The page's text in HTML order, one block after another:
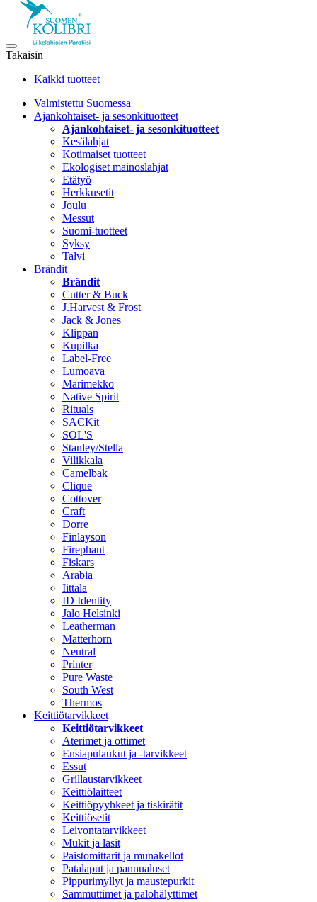
Takaisin
Kaikki tuotteet
Valmistettu Suomessa
Ajankohtaiset- ja sesonkituotteet
Ajankohtaiset- ja sesonkituotteet
Kesälahjat
Kotimaiset tuotteet
Ekologiset mainoslahjat
Etätyö
Herkkusetit
Joulu
Messut
Suomi-tuotteet
Syksy
Talvi
Brändit
Brändit
Cutter & Buck
J.Harvest & Frost
Jack & Jones
Klippan
Kupilka
Label-Free
Lumoava
Marimekko
Native Spirit
Rituals
SACKit
SOL'S
Stanley/Stella
Vilikkala
Camelbak
Clique
Cottover
Craft
Dorre
Finlayson
Firephant
Fiskars
Arabia
Iittala
ID Identity
Jalo Helsinki
Leatherman
Matterhorn
Neutral
Printer
Pure Waste
South West
Thermos
Keittiötarvikkeet
Keittiötarvikkeet
Aterimet ja ottimet
Ensiapulaukut ja -tarvikkeet
Essut
Grillaustarvikkeet
Keittiölaitteet
Keittiöpyyhkeet ja tiskirätit
Keittiösetit
Leivontatarvikkeet
Mukit ja lasit
Paistomittarit ja munakellot
Patalaput ja pannualuset
Pippurimyllyt ja maustepurkit
Sammuttimet ja palohälyttimet